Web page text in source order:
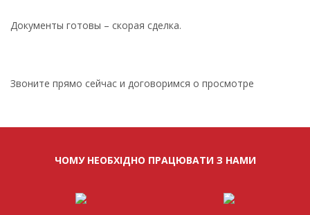
Документы готовы – скорая сделка.
Звоните прямо сейчас и договоримся о просмотре
ЧОМУ НЕОБХІДНО ПРАЦЮВАТИ З НАМИ